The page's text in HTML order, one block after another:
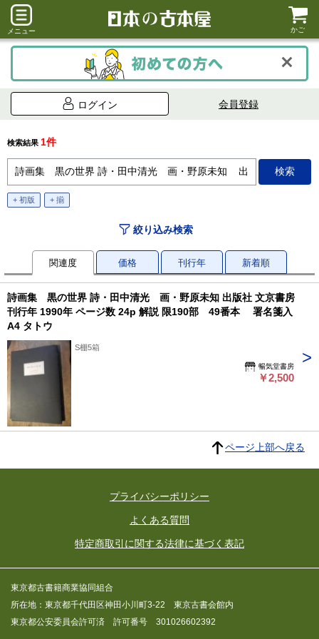
メニュー かご
ログイン 会員登録
検索結果 1件
+ 初版 + 揃
絞り込み検索
関連度 価格 刊行年 新着順
詩画集 黒の世界 詩・田中清光 画・野原未知 出版社 文京書房
刊行年 1990年 ページ数 24p 解説 限190部 49番本 署名箋入
A4 タトウ
S棚5箱
暢気堂書房
￥2,500
ページ上部へ戻る
プライバシーポリシー
よくある質問
特定商取引に関する法律に基づく表記
東京都古書籍商業協同組合
所在地：東京都千代田区神田小川町3-22 東京古書会館内
東京都公安委員会許可済 許可番号 301026602392